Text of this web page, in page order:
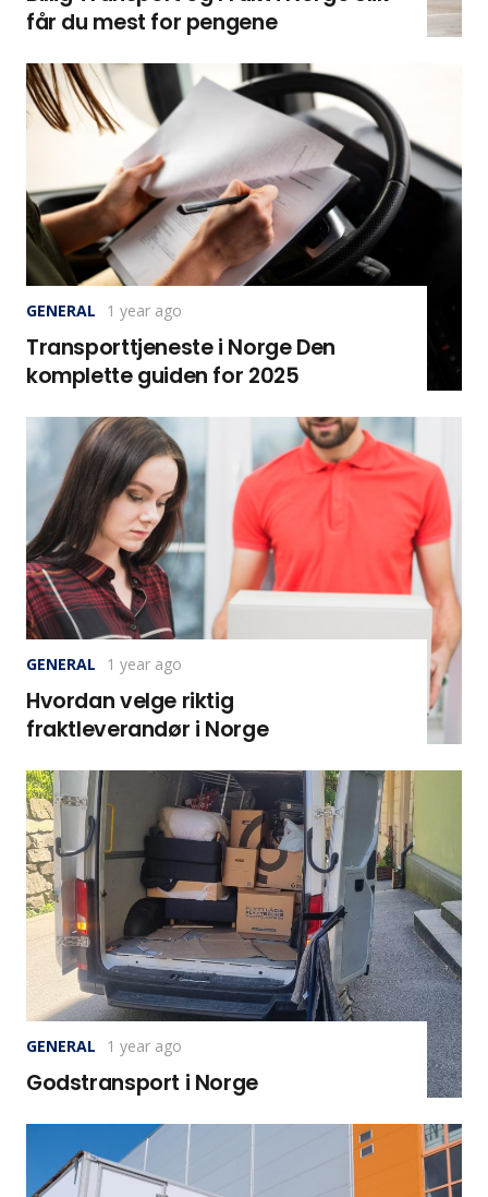
får du mest for pengene
GENERAL 1 year ago
Transporttjeneste i Norge Den
komplette guiden for 2025
GENERAL 1 year ago
Hvordan velge riktig
fraktleverandør i Norge
GENERAL 1 year ago
Godstransport i Norge